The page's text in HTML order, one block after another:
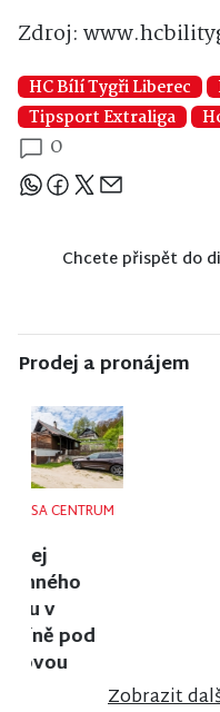
Zdroj:
HC Bílí Tygři Liberec
Tipsport Extraliga
0
Sdílejte článek
Chcete přispět do
Prodej a pronájem
NISA CENTRUM
Prodej
rodinného
domu ve
Stráži nad
Nisou
Zobrazit